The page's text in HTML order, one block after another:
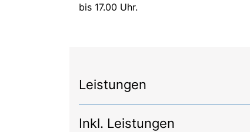
bis 17.00 Uhr.
Leistungen
Inkl. Leistungen